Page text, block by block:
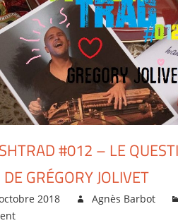
#012 – LE
GRÉGORY JOLIVET
2018 Agnès Barbot